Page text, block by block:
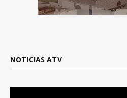
NOTICIAS ATV